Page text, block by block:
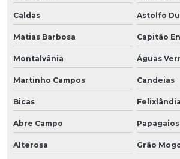
Caldas Astolfo
Matias Barbosa Capitão
Montalvânia Águas
Martinho Campos Candeias
Bicas Felixlândia
Abre Campo Papagaios
Alterosa Grão